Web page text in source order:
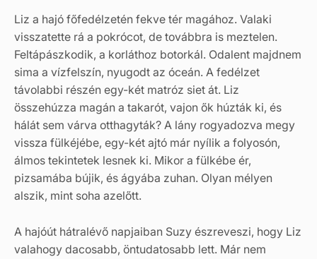
Liz a hajó főfedélzetén fekve tér magához. Valaki
visszatette rá a pokrócot, de továbbra is meztelen.
Feltápászkodik, a korláthoz botorkál. Odalent majdnem
sima a vízfelszín, nyugodt az óceán. A fedélzet
távolabbi részén egy-két matróz siet át. Liz
összehúzza magán a takarót, vajon ők húzták ki, és
hálát sem várva otthagyták? A lány rogyadozva megy
vissza fülkéjébe, egy-két ajtó már nyílik a folyosón,
álmos tekintetek lesnek ki. Mikor a fülkébe ér,
pizsamába bújik, és ágyába zuhan. Olyan mélyen
alszik, mint soha azelőtt.
A hajóút hátralévő napjaiban Suzy észreveszi, hogy Liz
valahogy dacosabb, öntudatosabb lett. Már nem